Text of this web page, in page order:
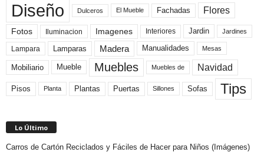
Diseño Dulceros El Mueble Fachadas Flores
Fotos Iluminacion Imagenes Interiores Jardin Jardines
Lampara Lamparas Madera Manualidades Mesas
Mobiliario Mueble Muebles Muebles de Navidad
Pisos Planta Plantas Puertas Sillones Sofas Tips
Lo Último
Carros de Cartón Reciclados y Fáciles de Hacer para Niños (Imágenes)